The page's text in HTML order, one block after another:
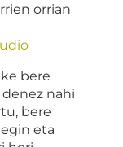
orrian
bere
nahi
bere
eta